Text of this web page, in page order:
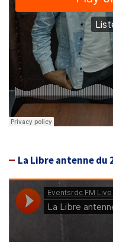
La Libre antenne du